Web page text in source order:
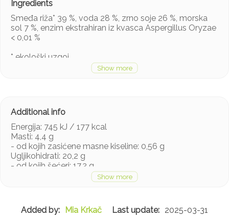
Smeđa riža* 39 %, voda 28 %, zrno soje 26 %, morska
sol 7 %, enzim ekstrahiran iz kvasca Aspergillus Oryzae
< 0,01 %
* ekološki uzgoj
Energija: 745 kJ / 177 kcal
Masti: 4,4 g
- od kojih zasićene masne kiseline: 0,56 g
Ugljikohidrati: 20,2 g
- od kojih šećeri: 17,2 g
Mia Krkač 2025-03-31